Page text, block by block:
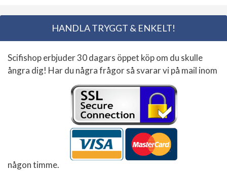
HANDLA TRYGGT & ENKELT!
Scifishop erbjuder 30 dagars öppet köp om du skulle
ångra dig! Har du några frågor så svarar vi på mail inom
någon timme.